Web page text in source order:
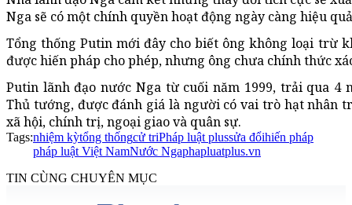
Nga sẽ có một chính quyền hoạt động ngày càng hiệu
Tổng thống Putin mới đây cho biết ông không loại trừ
được hiến pháp cho phép, nhưng ông chưa chính thức
Putin lãnh đạo nước Nga từ cuối năm 1999, trải qua 4
Thủ tướng, được đánh giá là người có vai trò hạt nhân
xã hội, chính trị, ngoại giao và quân sự.
Tags:nhiệm kỳtổng thốngcử triPháp luật plussửa đổihiến pháp
pháp luật Việt NamNước Ngaphapluatplus.vn
TIN CÙNG CHUYÊN MỤC